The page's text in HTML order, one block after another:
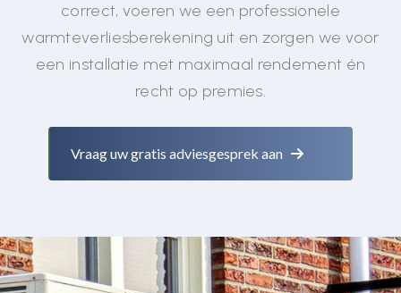
correct, voeren we een professionele
warmteverliesberekening uit en zorgen we voor
een installatie met maximaal rendement én
recht op premies.
Vraag uw gratis adviesgesprek aan